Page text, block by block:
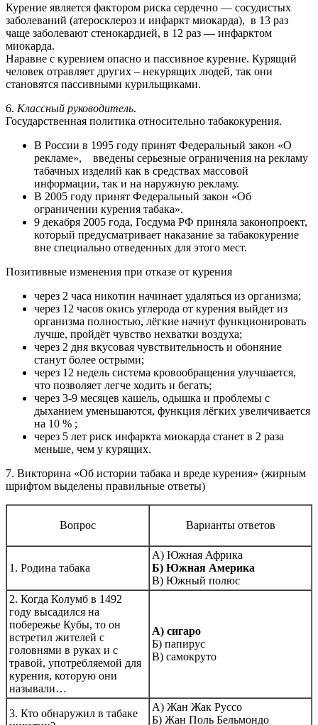
Курение является фактором риска сердечно — сосудистых
заболеваний (атеросклероз и инфаркт миокарда), в 13 раз
чаще заболевают стенокардией, в 12 раз — инфарктом
миокарда.
Наравне с курением опасно и пассивное курение. Курящий
человек отравляет других – некурящих людей, так они
становятся пассивными курильщиками.
6. Классный руководитель.
Государственная политика относительно табакокурения.
В России в 1995 году принят Федеральный закон «О
рекламе», введены серьезные ограничения на рекламу
табачных изделий как в средствах массовой
информации, так и на наружную рекламу.
В 2005 году принят Федеральный закон «Об
ограничении курения табака».
9 декабря 2005 года, Госдума РФ приняла законопроект,
который предусматривает наказание за табакокурение
вне специально отведенных для этого мест.
Позитивные изменения при отказе от курения
через 2 часа никотин начинает удаляться из организма;
через 12 часов окись углерода от курения выйдет из
организма полностью, лёгкие начнут функционировать
лучше, пройдёт чувство нехватки воздуха;
через 2 дня вкусовая чувствительность и обоняние
станут более острыми;
через 12 недель система кровообращения улучшается,
что позволяет легче ходить и бегать;
через 3-9 месяцев кашель, одышка и проблемы с
дыханием уменьшаются, функция лёгких увеличивается
на 10 % ;
через 5 лет риск инфаркта миокарда станет в 2 раза
меньше, чем у курящих.
7. Викторина «Об истории табака и вреде курения» (жирным
шрифтом выделены правильные ответы)
Вопрос Варианты ответов
1. Родина табака
А) Южная Африка
Б) Южная Америка
В) Южный полюс
2. Когда Колумб в 1492
году высадился на
побережье Кубы, то он
встретил жителей с
головнями в руках и с
травой, употребляемой для
курения, которую они
называли…
А) сигаро
Б) папирус
В) самокруто
3. Кто обнаружил в табаке
А) Жан Жак Руссо
Б) Жан Поль Бельмондо